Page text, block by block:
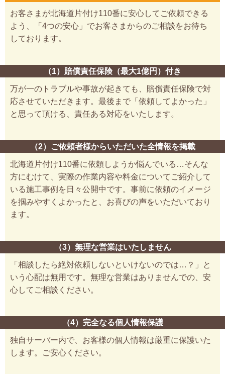
お客さまが北海道片付け110番に安心してご依頼できる
よう、「4つの安心」でお客さまからのご相談をお待ち
しております。
（1）賠償責任保険（最大1億円）付き
万が一のトラブルや事故が起きても、賠償責任保険で対
応させていただきます。最後まで「依頼してよかった」
と思って頂ける、責任ある対応をいたします。
（2）ご依頼者様からいただいた全情報を掲載
北海道片付け110番に依頼しようか悩んでいる…そんな
方にむけて、実際の作業内容や料金についてご紹介して
いる施工事例を日々公開中です。事前に依頼のイメージ
を掴みやすくよかったと、お喜びの声をいただいており
ます。
（3）無理な営業はいたしません
「相談したら絶対依頼しないといけないのでは…？」と
いう心配は無用です。無理な営業はありませんでの、安
心してご相談ください。
（4）完全なる個人情報保護
独自サーバー内で、お客様の個人情報は厳重に保護いた
します。ご安心ください。